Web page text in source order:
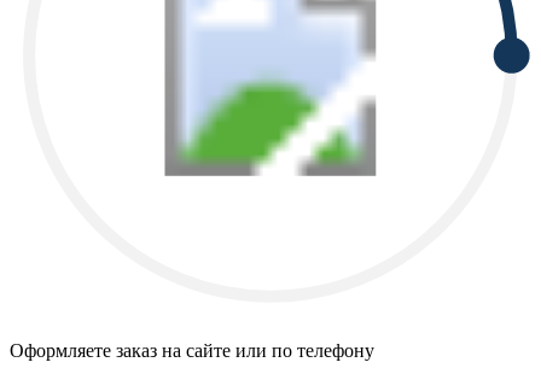
Оформляете заказ на сайте или по телефону